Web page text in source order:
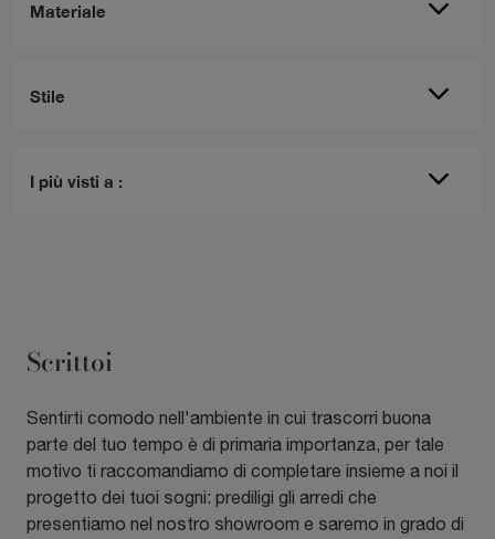
Materiale
Stile
I più visti a :
Scrittoi
Sentirti comodo nell'ambiente in cui trascorri buona
parte del tuo tempo è di primaria importanza, per tale
motivo ti raccomandiamo di completare insieme a noi il
progetto dei tuoi sogni: prediligi gli arredi che
presentiamo nel nostro showroom e saremo in grado di